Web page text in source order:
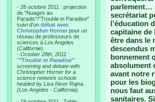
- 28 octobre 2011 : projection
de "Nuages au
Paradis"/"Trouble in Paradise"
suivi d'un débat avec
Christopher Horner pour un
réseau de professeurs de
sciences à Los Angeles
(Californie).
- October 28th, 2011 :
""Trouble in Paradise"
screening and debate with
Christopher Horner for a
science network schools
headed by Lisa Niver Rajna.
(Los Angeles - California).
parlement…
secrétariat
l’éducation
capitaine de
être dans le
descendus
bonnement
absolument
avant notre
pour les
nous faut
sanitaires.